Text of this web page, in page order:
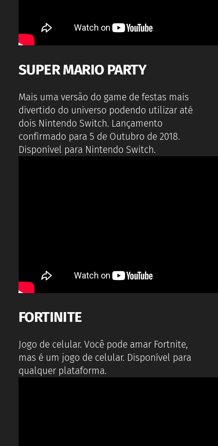
SUPER MARIO PARTY
Mais uma versão do game de festas mais
divertido do universo podendo utilizar até
dois Nintendo Switch. Lançamento
confirmado para 5 de Outubro de 2018.
Disponível para Nintendo Switch.
FORTINITE
Jogo de celular. Você pode amar Fortnite,
mas é um jogo de celular. Disponível para
qualquer plataforma.